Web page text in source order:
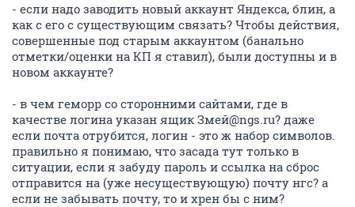
- если надо заводить новый аккаунт Яндекса, блин, а
как с его с существующим связать? Чтобы действия,
совершенные под старым аккаунтом (банально
отметки/оценки на КП я ставил), были доступны и в
новом аккаунте?
- в чем геморр со сторонними сайтами, где в
качестве логина указан ящик Змей@ngs.ru? даже
если почта отрубится, логин - это ж набор символов.
правильно я понимаю, что засада тут только в
ситуации, если я забуду пароль и ссылка на сброс
отправится на (уже несуществующую) почту нгс? а
если не забывать почту, то и хрен бы с ним?